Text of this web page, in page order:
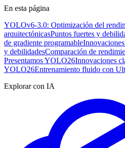
En esta página
YOLOv6-3.0: Optimización del
arquitectónicasPuntos fuertes y
de gradiente programable
y debilidadesComparación de
Presentamos YOLO26Innovaciones
YOLO26Entrenamiento fluido con
Explorar con IA